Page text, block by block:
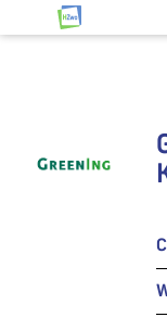
Jump to content
HZwo – Antrieb